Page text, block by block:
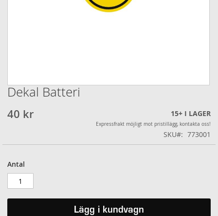
Dekal Batteri
40 kr 15+ I LAGER
Expressfrakt möjligt mot pristillägg, kontakta oss!
SKU 773001
Antal
Lägg i kundvagn
Hoppa
till
början
av